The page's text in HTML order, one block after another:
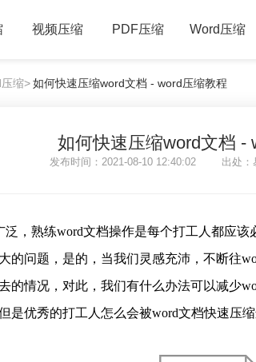
视频压缩 PDF压缩 Word压缩
缩>如何快速压缩word文档 - word压缩教程
如何快速压缩word文档 -
发布时间：2021-08-10 12:40:02 出处
泛，熟练word文档操作是每个打工人都应
的问题，是的，当我们灵感充沛，不断往
的情况，对此，我们有什么办法可以减少
是优秀的打工人怎么会被word文档快速压